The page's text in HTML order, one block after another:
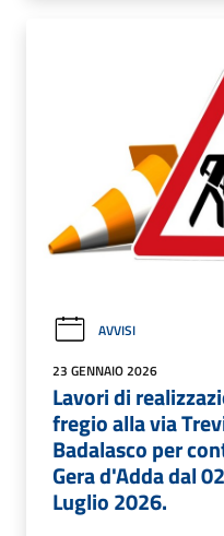
AVVISI
23 GENNAIO 2026
Lavori di
fregio alla via
Badalasco per
Gera d'Adda dal
Luglio 2026.